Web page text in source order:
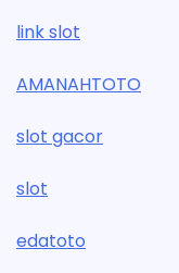
link slot
AMANAHTOTO
slot gacor
slot
edatoto